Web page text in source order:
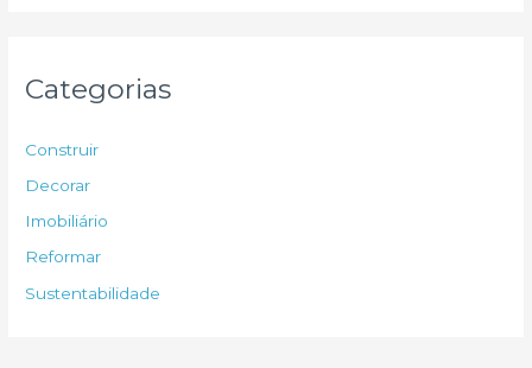
p
o
r
Categorias
Construir
Decorar
Imobiliário
Reformar
Sustentabilidade